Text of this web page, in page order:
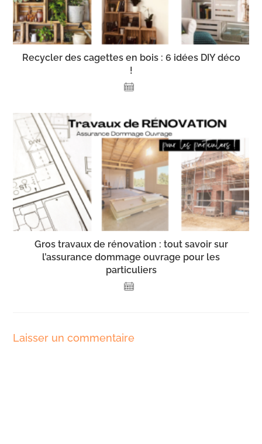
Recycler des cagettes en bois : 6 idées DIY déco
!
Gros travaux de rénovation : tout savoir sur
l’assurance dommage ouvrage pour les
particuliers
Laisser un commentaire